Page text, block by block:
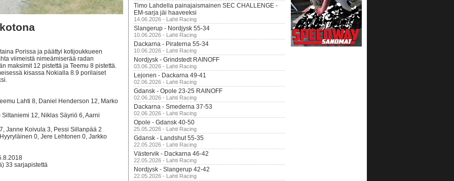
Porissa ja päättyi kotijoukkueen
viimeistä nimeämiserää radan
maksimit 12 pistettä ja Teemu 8 pistettä.
kisassa Nokialla 8.9 porilaiset
Lahti 8, Daniel Henderson 12, Marko
12, Niklas Säyriö 6, Aarni
Janne Koivula 3, Pessi Sillanpää 2
0, Jere Lehtonen 0, Jarkko
33 sarjapistettä
Timo Lahdella painajaismainen SEC CHALLENGE -
EM-sarja jäi haaveeksi
14.06.2026 - Lahti Racing
Slangerup - Nordjysk 55-34
10.06.2026 - Lahti Racing
Dackarna - Piraterna 55-34
10.06.2026 - Lahti Racing
Nordjysk - Grindstedt RAINOFF
03.06.2026 - Lahti Racing
Lejonen - Dackarna 49-41
02.06.2026 - Lahti Racing
Gdansk - Opole 23-25 RAINOFF
02.06.2026 - Lahti Racing
Dackarna - Smederna 37-53
02.06.2026 - Lahti Racing
Opole - Gdansk 40-50
25.05.2026 - Lahti Racing
Gdansk - Landshut 55-35
22.05.2026 - Lahti Racing
Västervik - Dackarna 46-42
22.05.2026 - Lahti Racing
Nordjysk - Slangerup 42-42
22.05.2026 - Lahti Racing